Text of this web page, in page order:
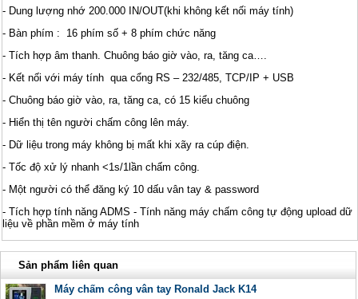
- Dung lượng nhớ 200.000 IN/OUT(khi không kết nối máy tính)
- Bàn phím : 16 phím số + 8 phím chức năng
- Tích hợp âm thanh. Chuông báo giờ vào, ra, tăng ca….
- Kết nối với máy tính qua cổng RS – 232/485, TCP/IP + USB
- Chuông báo giờ vào, ra, tăng ca, có 15 kiểu chuông
- Hiển thị tên người chấm công lên máy.
- Dữ liệu trong máy không bị mất khi xãy ra cúp điện.
- Tốc độ xử lý nhanh <1s/1lần chấm công.
- Một người có thể đăng ký 10 dấu vân tay & password
- Tích hợp tính năng ADMS - Tính năng máy chấm công tự động upload dữ
liệu về phần mềm ở máy tính
Sản phẩm liên quan
Máy chấm công vân tay Ronald Jack K14